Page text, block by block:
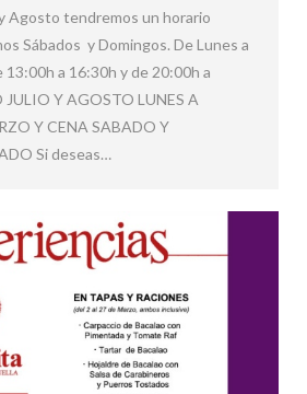
Agosto tendremos un horario
Sábados y Domingos. De Lunes a
a 16:30h y de 20:00h a
Y AGOSTO LUNES A
Y CENA SABADO Y
Si deseas…